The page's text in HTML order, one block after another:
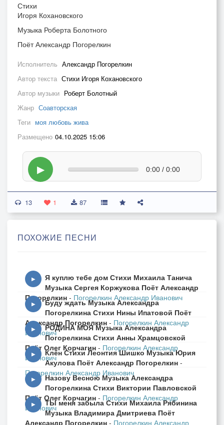
Стихи
Игоря Кохановского
Музыка Роберта Болотного
Поёт Александр Погорелкин
Исполнитель Александр Погорелкин
Автор текста Стихи Игоря Кохановского
Автор музыки Роберт Болотный
Жанр Соавторская
Теги моя любовь жива
Размещено 04.10.2025 15:06
▶ 0:00 / 0:00
13 1 87
ПОХОЖИЕ ПЕСНИ
▶
Я куплю тебе дом Стихи Михаила Танича
Музыка Сергея Коржукова Поёт Александр
Погорелкин - Погорелкин Александр Иванович
▶
Буду ждать Музыка Александра
Погорелкина Стихи Нины Ипатовой Поёт
Александр Погорелкин - Погорелкин Александр
Иванович
▶
РОДИНА МОЯ Музыка Александра
Погорелкина Стихи Анны Храмцовской
Поёт Олег Корчагин - Погорелкин Александр
Иванович
▶
Клён Стихи Леонтия Шишко Музыка Юрия
Акулова Поёт Александр Погорелкин -
Погорелкин Александр Иванович
▶
Назову Весною Музыка Александра
Погорелкина Стихи Виктории Павловской
Поёт Олег Корчагин - Погорелкин Александр
Иванович
▶
ТЫ меня забыла Стихи Михаила Рябинина
Музыка Владимира Дмитриева Поёт
Александр Погорелкин - Погорелкин Александр